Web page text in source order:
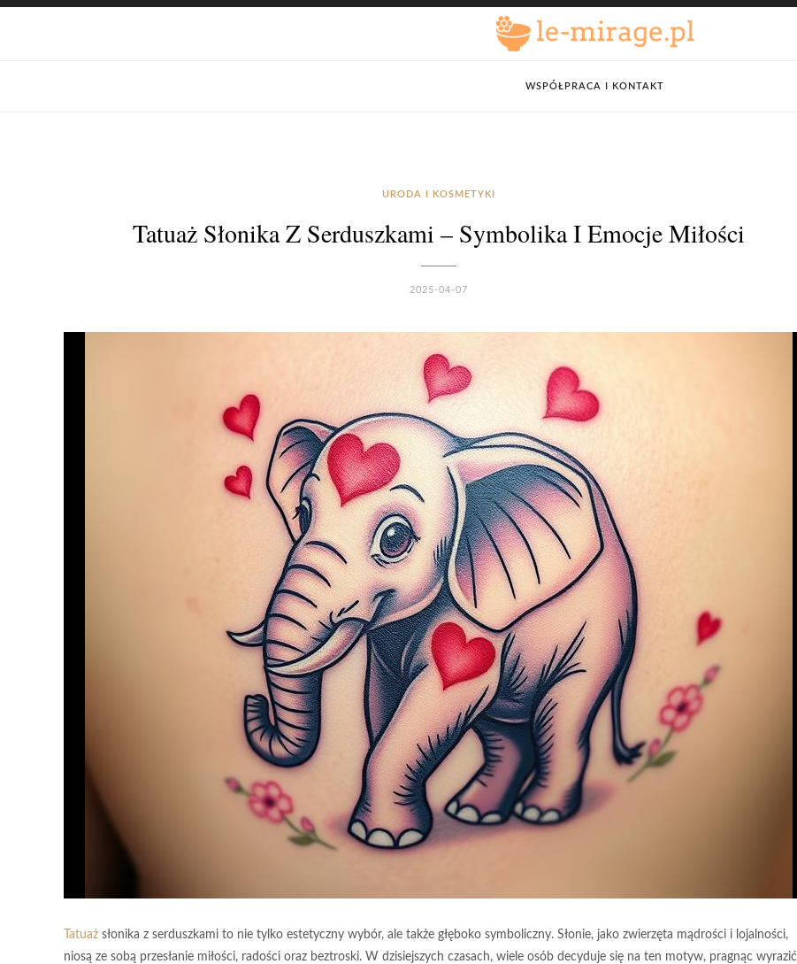
WSPÓŁPRACA I KONTAKT
URODA I KOSMETYKI
Tatuaż Słonika Z Serduszkami – Symbolika I Emocje Miłości
2025-04-07
Tatuaż słonika z serduszkami to nie tylko estetyczny wybór, ale także głęboko symboliczny. Słonie, jako zwierzęta mądrości i lojalności,
niosą ze sobą przesłanie miłości, radości oraz beztroski. W dzisiejszych czasach, wiele osób decyduje się na ten motyw, pragnąc wyrazić